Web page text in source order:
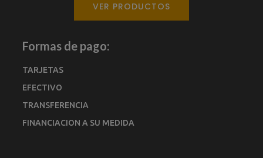
VER PRODUCTOS
Formas de pago:
TARJETAS
EFECTIVO
TRANSFERENCIA
FINANCIACION A SU MEDIDA